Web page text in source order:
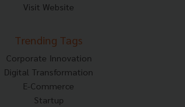
Visit Website
Trending Tags
Corporate Innovation
Digital Transformation
E-Commerce
Startup